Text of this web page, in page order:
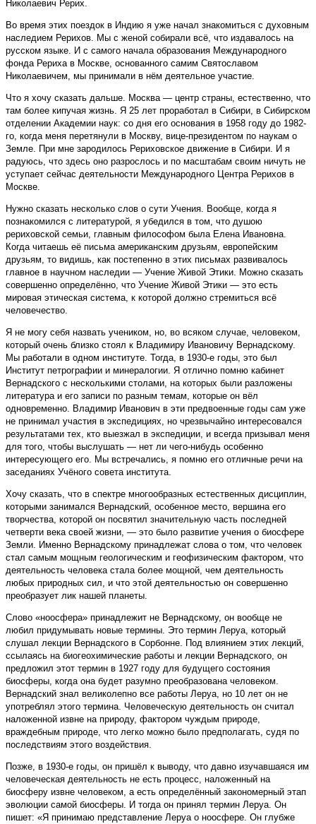
Николаевич Рерих.
Во время этих поездок в Индию я уже начал знакомиться с духовным
наследием Рерихов. Мы с женой собирали всё, что издавалось на
русском языке. И с самого начала образования Международного
фонда Рериха в Москве, основанного самим Святославом
Николаевичем, мы принимали в нём деятельное участие.
Что я хочу сказать дальше. Москва — центр страны, естественно, что
там более кипучая жизнь. Я 25 лет проработал в Сибири, в Сибирском
отделении Академии наук: со дня его основания в 1958 году до 1982-
го, когда меня перетянули в Москву, вице-президентом по наукам о
Земле. При мне зародилось Рериховское движение в Сибири. И я
радуюсь, что здесь оно разрослось и по масштабам своим ничуть не
уступает сейчас деятельности Международного Центра Рерихов в
Москве.
Нужно сказать несколько слов о сути Учения. Вообще, когда я
познакомился с литературой, я убедился в том, что душою
рериховской семьи, главным философом была Елена Ивановна.
Когда читаешь её письма американским друзьям, европейским
друзьям, то видишь, как постепенно в этих письмах развивалось
главное в научном наследии — Учение Живой Этики. Можно сказать
совершенно определённо, что Учение Живой Этики — это есть
мировая этическая система, к которой должно стремиться всё
человечество.
Я не могу себя назвать учеником, но, во всяком случае, человеком,
который очень близко стоял к Владимиру Ивановичу Вернадскому.
Мы работали в одном институте. Тогда, в 1930-е годы, это был
Институт петрографии и минералогии. Я отлично помню кабинет
Вернадского с несколькими столами, на которых были разложены
литература и его записи по разным темам, которые он вёл
одновременно. Владимир Иванович в эти предвоенные годы сам уже
не принимал участия в экспедициях, но чрезвычайно интересовался
результатами тех, кто выезжал в экспедиции, и всегда призывал меня
для того, чтобы выслушать — нет ли чего-нибудь особенно
интересующего его. Мы встречались, я помню его отличные речи на
заседаниях Учёного совета института.
Хочу сказать, что в спектре многообразных естественных дисциплин,
которыми занимался Вернадский, особенное место, вершина его
творчества, которой он посвятил значительную часть последней
четверти века своей жизни, — это было развитие учения о биосфере
Земли. Именно Вернадскому принадлежат слова о том, что человек
стал самым мощным геологическим и геофизическим фактором, что
деятельность человека стала более мощной, чем деятельность
любых природных сил, и что этой деятельностью он совершенно
преобразует лик нашей планеты.
Слово «ноосфера» принадлежит не Вернадскому, он вообще не
любил придумывать новые термины. Это термин Леруа, который
слушал лекции Вернадского в Сорбонне. Под влиянием этих лекций,
ссылаясь на биогеохимические работы и лекции Вернадского, он
предложил этот термин в 1927 году для будущего состояния
биосферы, когда она будет разумно преобразована человеком.
Вернадский знал великолепно все работы Леруа, но 10 лет он не
употреблял этого термина. Человеческую деятельность он считал
наложенной извне на природу, фактором чуждым природе,
враждебным природе, что легко можно было предполагать, судя по
последствиям этого воздействия.
Позже, в 1930-е годы, он пришёл к выводу, что давно изучавшаяся им
человеческая деятельность не есть процесс, наложенный на
биосферу извне человеком, а есть определённый закономерный этап
эволюции самой биосферы. И тогда он принял термин Леруа. Он
пишет: «Я принимаю представление Леруа о ноосфере. Он глубже